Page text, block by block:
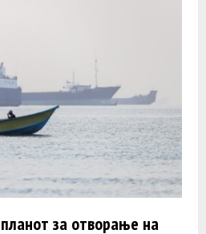
за отворање на